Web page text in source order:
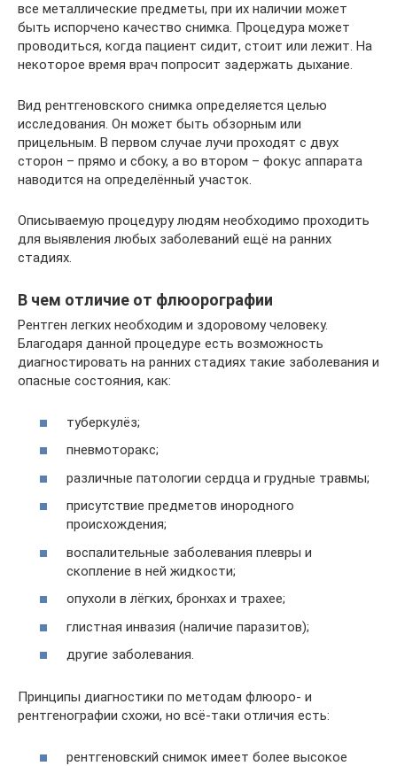
все металлические предметы, при их наличии может
быть испорчено качество снимка. Процедура может
проводиться, когда пациент сидит, стоит или лежит. На
некоторое время врач попросит задержать дыхание.
Вид рентгеновского снимка определяется целью
исследования. Он может быть обзорным или
прицельным. В первом случае лучи проходят с двух
сторон – прямо и сбоку, а во втором – фокус аппарата
наводится на определённый участок.
Описываемую процедуру людям необходимо проходить
для выявления любых заболеваний ещё на ранних
стадиях.
В чем отличие от флюорографии
Рентген легких необходим и здоровому человеку.
Благодаря данной процедуре есть возможность
диагностировать на ранних стадиях такие заболевания и
опасные состояния, как:
туберкулёз;
пневмоторакс;
различные патологии сердца и грудные травмы;
присутствие предметов инородного
происхождения;
воспалительные заболевания плевры и
скопление в ней жидкости;
опухоли в лёгких, бронхах и трахее;
глистная инвазия (наличие паразитов);
другие заболевания.
Принципы диагностики по методам флюоро- и
рентгенографии схожи, но всё-таки отличия есть:
рентгеновский снимок имеет более высокое